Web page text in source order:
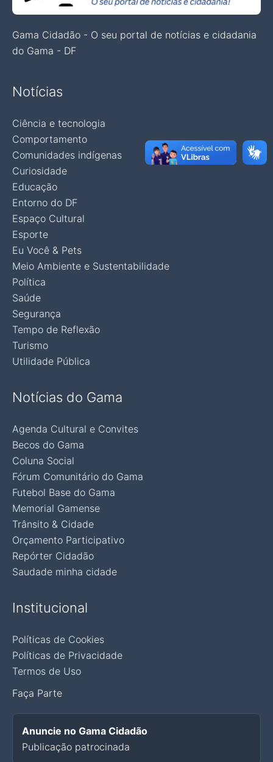
Gama Cidadão - O seu portal de notícias e cidadania
do Gama - DF
Notícias
Ciência e tecnologia
Comportamento
Comunidades indígenas
Curiosidade
Educação
Entorno do DF
Espaço Cultural
Esporte
Eu Você & Pets
Meio Ambiente e Sustentabilidade
Política
Saúde
Segurança
Tempo de Reflexão
Turismo
Utilidade Pública
Notícias do Gama
Agenda Cultural e Convites
Becos do Gama
Coluna Social
Fórum Comunitário do Gama
Futebol Base do Gama
Memorial Gamense
Trânsito & Cidade
Orçamento Participativo
Repórter Cidadão
Saudade minha cidade
Institucional
Políticas de Cookies
Políticas de Privacidade
Termos de Uso
Faça Parte
Anuncie no Gama Cidadão
Publicação patrocinada